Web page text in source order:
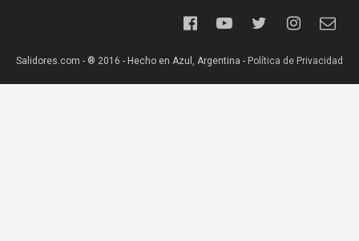
Salidores.com - ® 2016 - Hecho en Azul, Argentina - Política de Privacidad